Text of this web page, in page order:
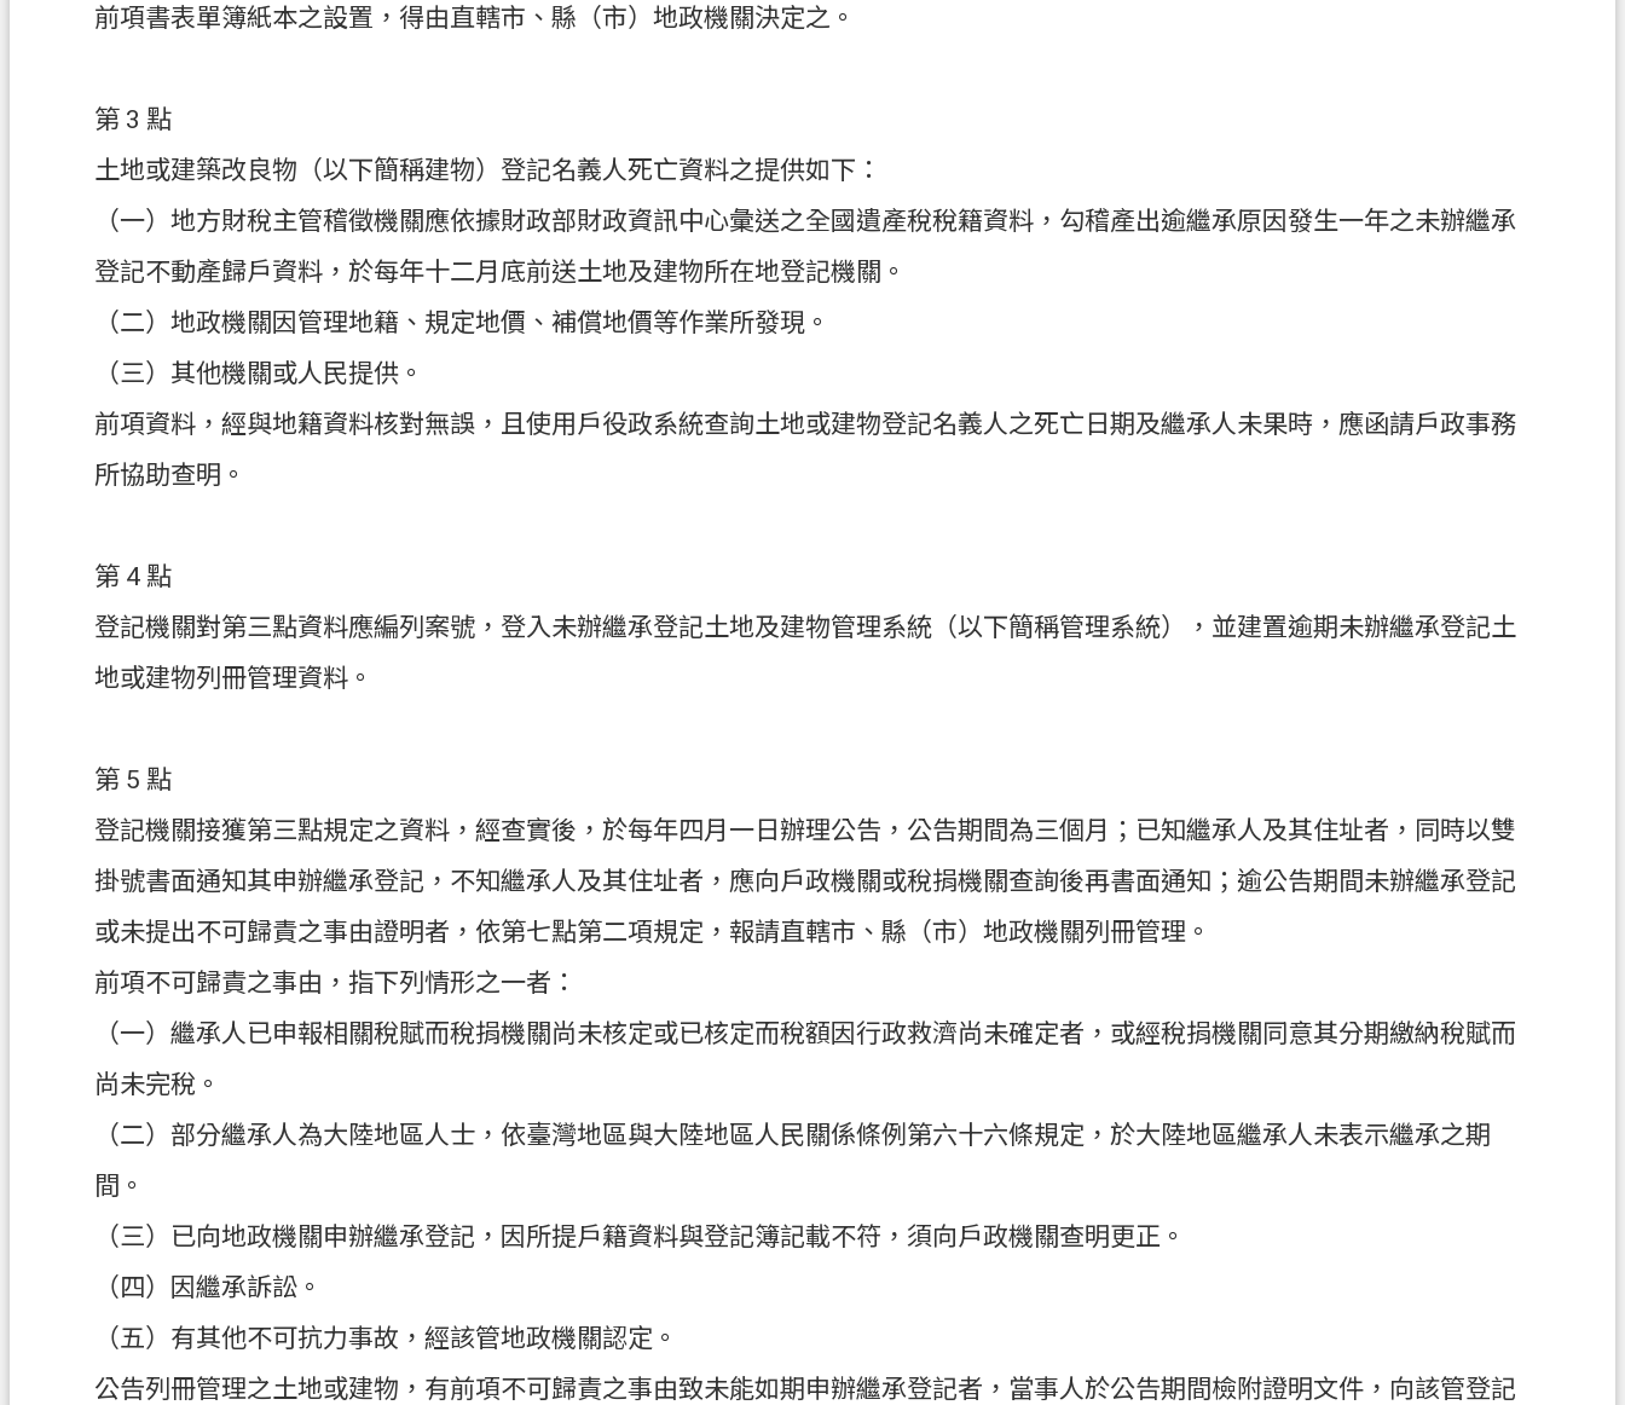
前項書表單簿紙本之設置，得由直轄市、縣（市）地政機關決定之。
第 3 點
土地或建築改良物（以下簡稱建物）登記名義人死亡資料之提供如下：
（一）地方財稅主管稽徵機關應依據財政部財政資訊中心彙送之全國遺產稅稅籍資料，勾稽產出逾繼承原因發生一年之未辦繼承
登記不動產歸戶資料，於每年十二月底前送土地及建物所在地登記機關。
（二）地政機關因管理地籍、規定地價、補償地價等作業所發現。
（三）其他機關或人民提供。
前項資料，經與地籍資料核對無誤，且使用戶役政系統查詢土地或建物登記名義人之死亡日期及繼承人未果時，應函請戶政事務
所協助查明。
第 4 點
登記機關對第三點資料應編列案號，登入未辦繼承登記土地及建物管理系統（以下簡稱管理系統），並建置逾期未辦繼承登記土
地或建物列冊管理資料。
第 5 點
登記機關接獲第三點規定之資料，經查實後，於每年四月一日辦理公告，公告期間為三個月；已知繼承人及其住址者，同時以雙
掛號書面通知其申辦繼承登記，不知繼承人及其住址者，應向戶政機關或稅捐機關查詢後再書面通知；逾公告期間未辦繼承登記
或未提出不可歸責之事由證明者，依第七點第二項規定，報請直轄市、縣（市）地政機關列冊管理。
前項不可歸責之事由，指下列情形之一者：
（一）繼承人已申報相關稅賦而稅捐機關尚未核定或已核定而稅額因行政救濟尚未確定者，或經稅捐機關同意其分期繳納稅賦而
尚未完稅。
（二）部分繼承人為大陸地區人士，依臺灣地區與大陸地區人民關係條例第六十六條規定，於大陸地區繼承人未表示繼承之期
間。
（三）已向地政機關申辦繼承登記，因所提戶籍資料與登記簿記載不符，須向戶政機關查明更正。
（四）因繼承訴訟。
（五）有其他不可抗力事故，經該管地政機關認定。
公告列冊管理之土地或建物，有前項不可歸責之事由致未能如期申辦繼承登記者，當事人於公告期間檢附證明文件，向該管登記